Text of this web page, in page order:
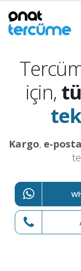
için,
Kargo, e-posta